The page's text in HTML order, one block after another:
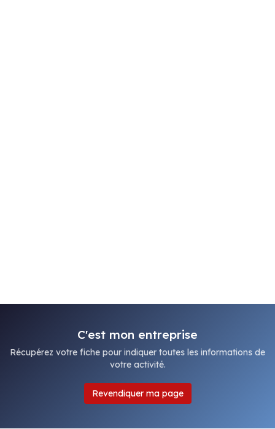
C'est mon entreprise
Récupérez votre fiche pour indiquer toutes les informations de
votre activité.
Revendiquer ma page